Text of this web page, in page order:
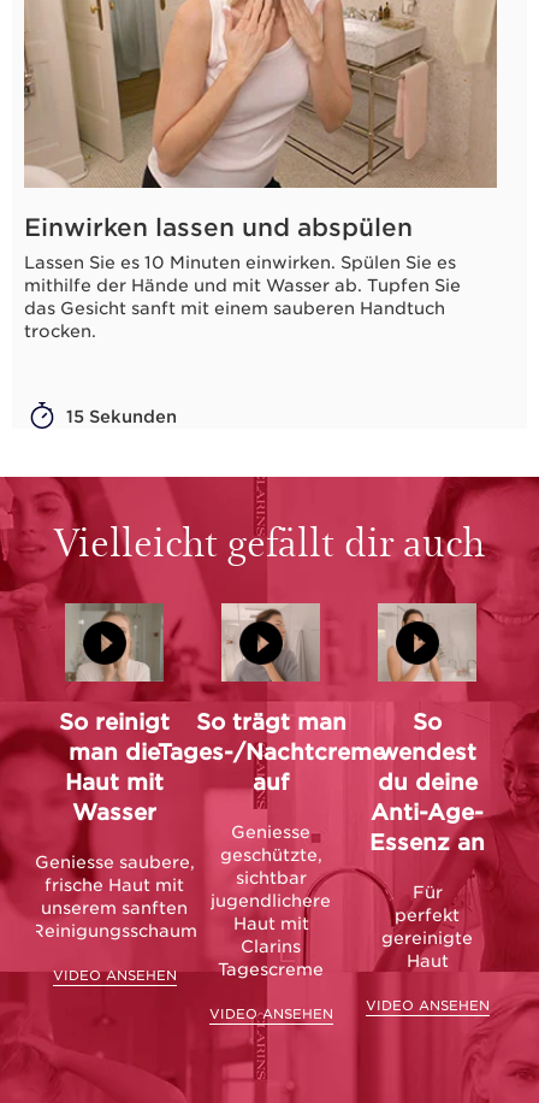
Einwirken lassen und abspülen
Lassen Sie es 10 Minuten einwirken. Spülen Sie es
mithilfe der Hände und mit Wasser ab. Tupfen Sie
das Gesicht sanft mit einem sauberen Handtuch
trocken.
15 Sekunden
Vielleicht gefällt dir auch
So reinigt
man die
Haut mit
Wasser
Geniesse saubere,
frische Haut mit
unserem sanften
Reinigungsschaum
VIDEO ANSEHEN
So trägt man
Tages-/Nachtcreme
auf
Geniesse
geschützte,
sichtbar
jugendlichere
Haut mit
Clarins
Tagescreme
VIDEO ANSEHEN
So
wendest
du deine
Anti-Age-
Essenz an
Für
perfekt
gereinigte
Haut
VIDEO ANSEHEN